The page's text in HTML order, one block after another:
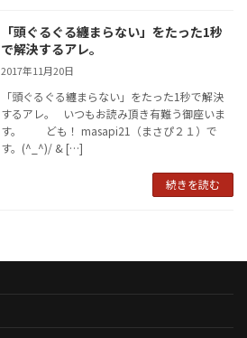
「頭ぐるぐる纏まらない」をたった1秒
で解決するアレ。
2017年11月20日
「頭ぐるぐる纏まらない」をたった1秒で解決
するアレ。 いつもお読み頂き有難う御座いま
す。 ども！ masapi21（まさぴ２１）で
す。(^_^)/ & […]
続きを読む